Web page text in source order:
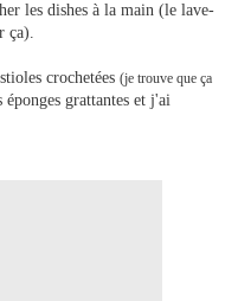
les dishes à la main (le lave-
ça).
crochetées (je trouve que ça
éponges grattantes et j'ai